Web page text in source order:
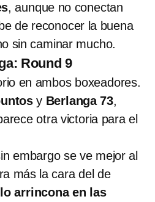
, aunque no conectan
de reconocer la buena
sin caminar mucho.
Round 9
en ambos boxeadores.
y Berlanga 73,
otra victoria para el
embargo se ve mejor al
más la cara del de
lo arrincona en las